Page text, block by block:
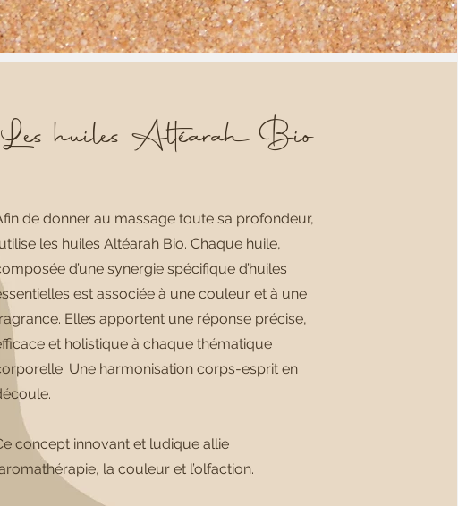
Les huiles Altéarah Bio
de donner au massage toute sa profondeur,
les huiles Altéarah Bio. Chaque huile,
d’une synergie spécifique d’huiles
est associée à une couleur et à une
Elles apportent une réponse précise,
et holistique à chaque thématique
Une harmonisation corps-esprit en
concept innovant et ludique allie
la couleur et l’olfaction.